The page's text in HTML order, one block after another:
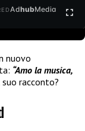
AdhubMedia
nuovo
“Amo la musica,
racconto?